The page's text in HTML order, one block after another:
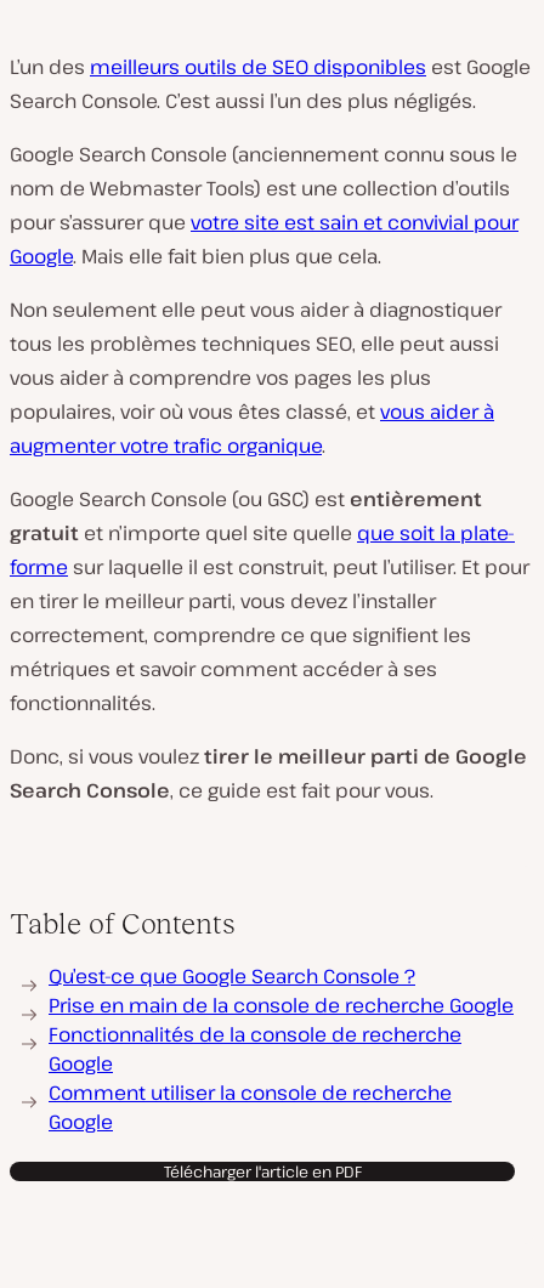
L’un des meilleurs outils de SEO disponibles est Google
Search Console. C’est aussi l’un des plus négligés.
Google Search Console (anciennement connu sous le
nom de Webmaster Tools) est une collection d’outils
pour s’assurer que votre site est sain et convivial pour
Google. Mais elle fait bien plus que cela.
Non seulement elle peut vous aider à diagnostiquer
tous les problèmes techniques SEO, elle peut aussi
vous aider à comprendre vos pages les plus
populaires, voir où vous êtes classé, etvous aider à
augmenter votre trafic organique.
Google Search Console (ou GSC) est entièrement
gratuit et n’importe quel site quelle que soit la plate-
forme sur laquelle il est construit, peut l’utiliser. Et pour
en tirer le meilleur parti, vous devez l’installer
correctement, comprendre ce que signifient les
métriques et savoir comment accéder à ses
fonctionnalités.
Donc, si vous vouleztirer le meilleur parti de Google
Search Console, ce guide est fait pour vous.
Table of Contents
Qu’est-ce que Google Search Console ?
Prise en main de la console de recherche Google
Fonctionnalités de la console de recherche
Google
Comment utiliser la console de recherche
Google
Télécharger l'article en PDF